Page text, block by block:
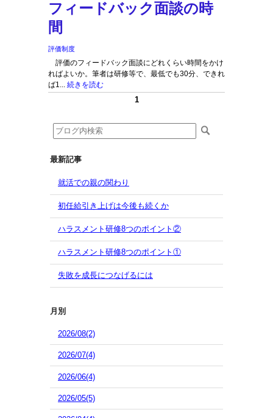
フィードバック面談の時
間
評価制度
評価のフィードバック面談にどれくらい時間をかけ
ればよいか。筆者は研修等で、最低でも30分、できれ
ば1... 続きを読む
1
最新記事
就活での親の関わり
初任給引き上げは今後も続くか
ハラスメント研修8つのポイント②
ハラスメント研修8つのポイント①
失敗を成長につなげるには
月別
2026/08(2)
2026/07(4)
2026/06(4)
2026/05(5)